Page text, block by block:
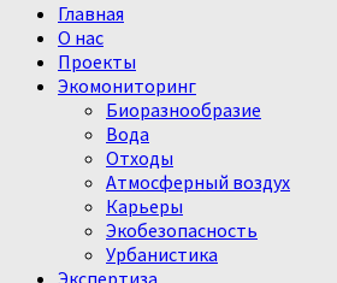
Главная
О нас
Проекты
Экомониторинг
Биоразнообразие
Вода
Отходы
Атмосферный воздух
Карьеры
Экобезопасность
Урбанистика
Экспертиза